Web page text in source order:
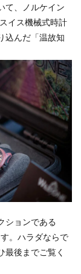
て、ノルケイン
イス機械式時計
込んだ「温故知
ションである
。ハラダならで
最後までご覧く